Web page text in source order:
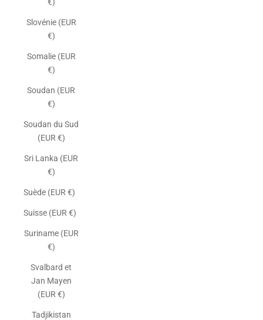
Slovénie (EUR
€)
Somalie (EUR
€)
Soudan (EUR
€)
Soudan du Sud
(EUR €)
Sri Lanka (EUR
€)
Suède (EUR €)
Suisse (EUR €)
Suriname (EUR
€)
Svalbard et
Jan Mayen
(EUR €)
Tadjikistan